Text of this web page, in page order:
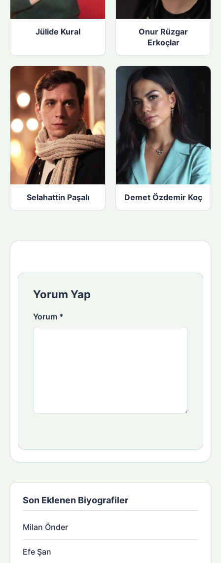
Jülide Kural
Onur Rüzgar
Erkoçlar
Selahattin Paşalı Demet Özdemir Koç
Yorum Yap
Yorum *
Son Eklenen Biyografiler
Milan Önder
Efe Şan